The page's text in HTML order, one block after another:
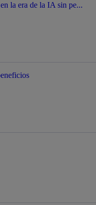
la era de la IA sin pe...